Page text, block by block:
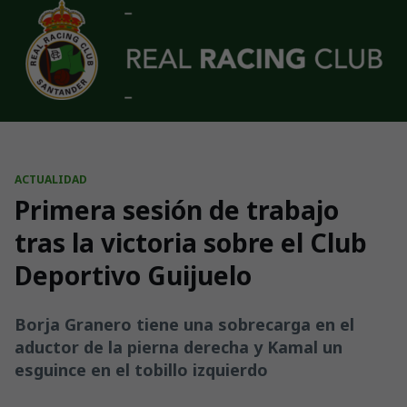
Skip to main content
ACTUALIDAD
Primera sesión de trabajo
tras la victoria sobre el Club
Deportivo Guijuelo
Borja Granero tiene una sobrecarga en el
aductor de la pierna derecha y Kamal un
esguince en el tobillo izquierdo